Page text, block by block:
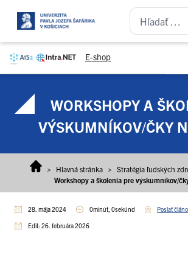
E-shop
WORKSHOPY A
VÝSKUMNÍKOV/ČKY
> Hlavná stránka > Stratégia ľudských
Workshopy a školenia pre výskumníkov/
28. mája 2024 0minút, 0sekúnd Poslať
Edit: 26. februára 2026